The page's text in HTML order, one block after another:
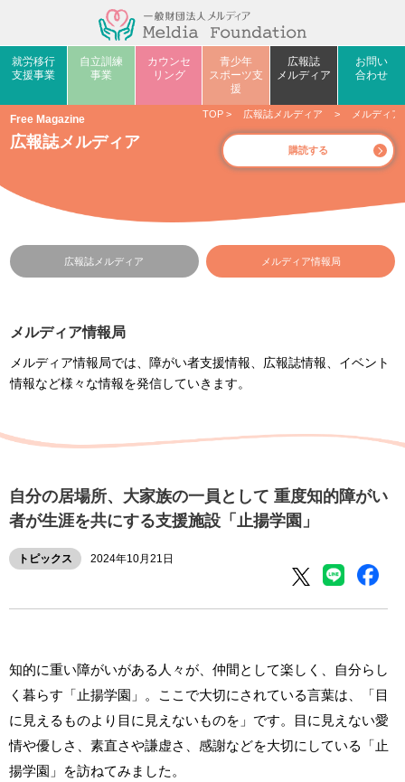
就労移行
支援事業
自立訓練
事業
カウンセ
リング
青少年
スポーツ支
援
広報誌
メルディア
お問い
合わせ
Free Magazine
広報誌メルディア
TOP > 広報誌メルディア > メルディア
購読する
広報誌メルディア メルディア情報局
メルディア情報局
メルディア情報局では、障がい者支援情報、広報誌情報、イベント
情報など様々な情報を発信していきます。
自分の居場所、大家族の一員として 重度知的障がい
者が生涯を共にする支援施設「止揚学園」
トピックス 2024年10月21日
知的に重い障がいがある人々が、仲間として楽しく、自分らし
く暮らす「止揚学園」。ここで大切にされている言葉は、「目
に見えるものより目に見えないものを」です。目に見えない愛
情や優しさ、素直さや謙虚さ、感謝などを大切にしている「止
揚学園」を訪ねてみました。